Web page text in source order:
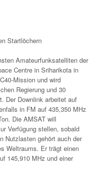
Startlöchern
Amateurfunksatelliten der
Centre in Sriharikota in
Mission und wird
Regierung und 30
Der Downlink arbeitet auf
in FM auf 435,350 MHz
Die AMSAT will
Verfügung stellen, sobald
Nutzlasten gehört auch der
Weltraums. Er trägt einen
145,910 MHz und einer